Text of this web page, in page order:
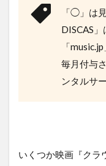
「ク
ラウ
ャス
ト・
「◯」は
DISCAS
「
毎月付与
ンタルサ
いくつか映画『クラ